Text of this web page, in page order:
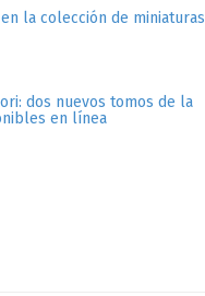
la colección de miniaturas
dos nuevos tomos de la
en línea